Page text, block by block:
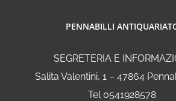
PENNABILLI
SEGRETERIA E
Salita Valentini, 1 – 47864
Tel 0541928578